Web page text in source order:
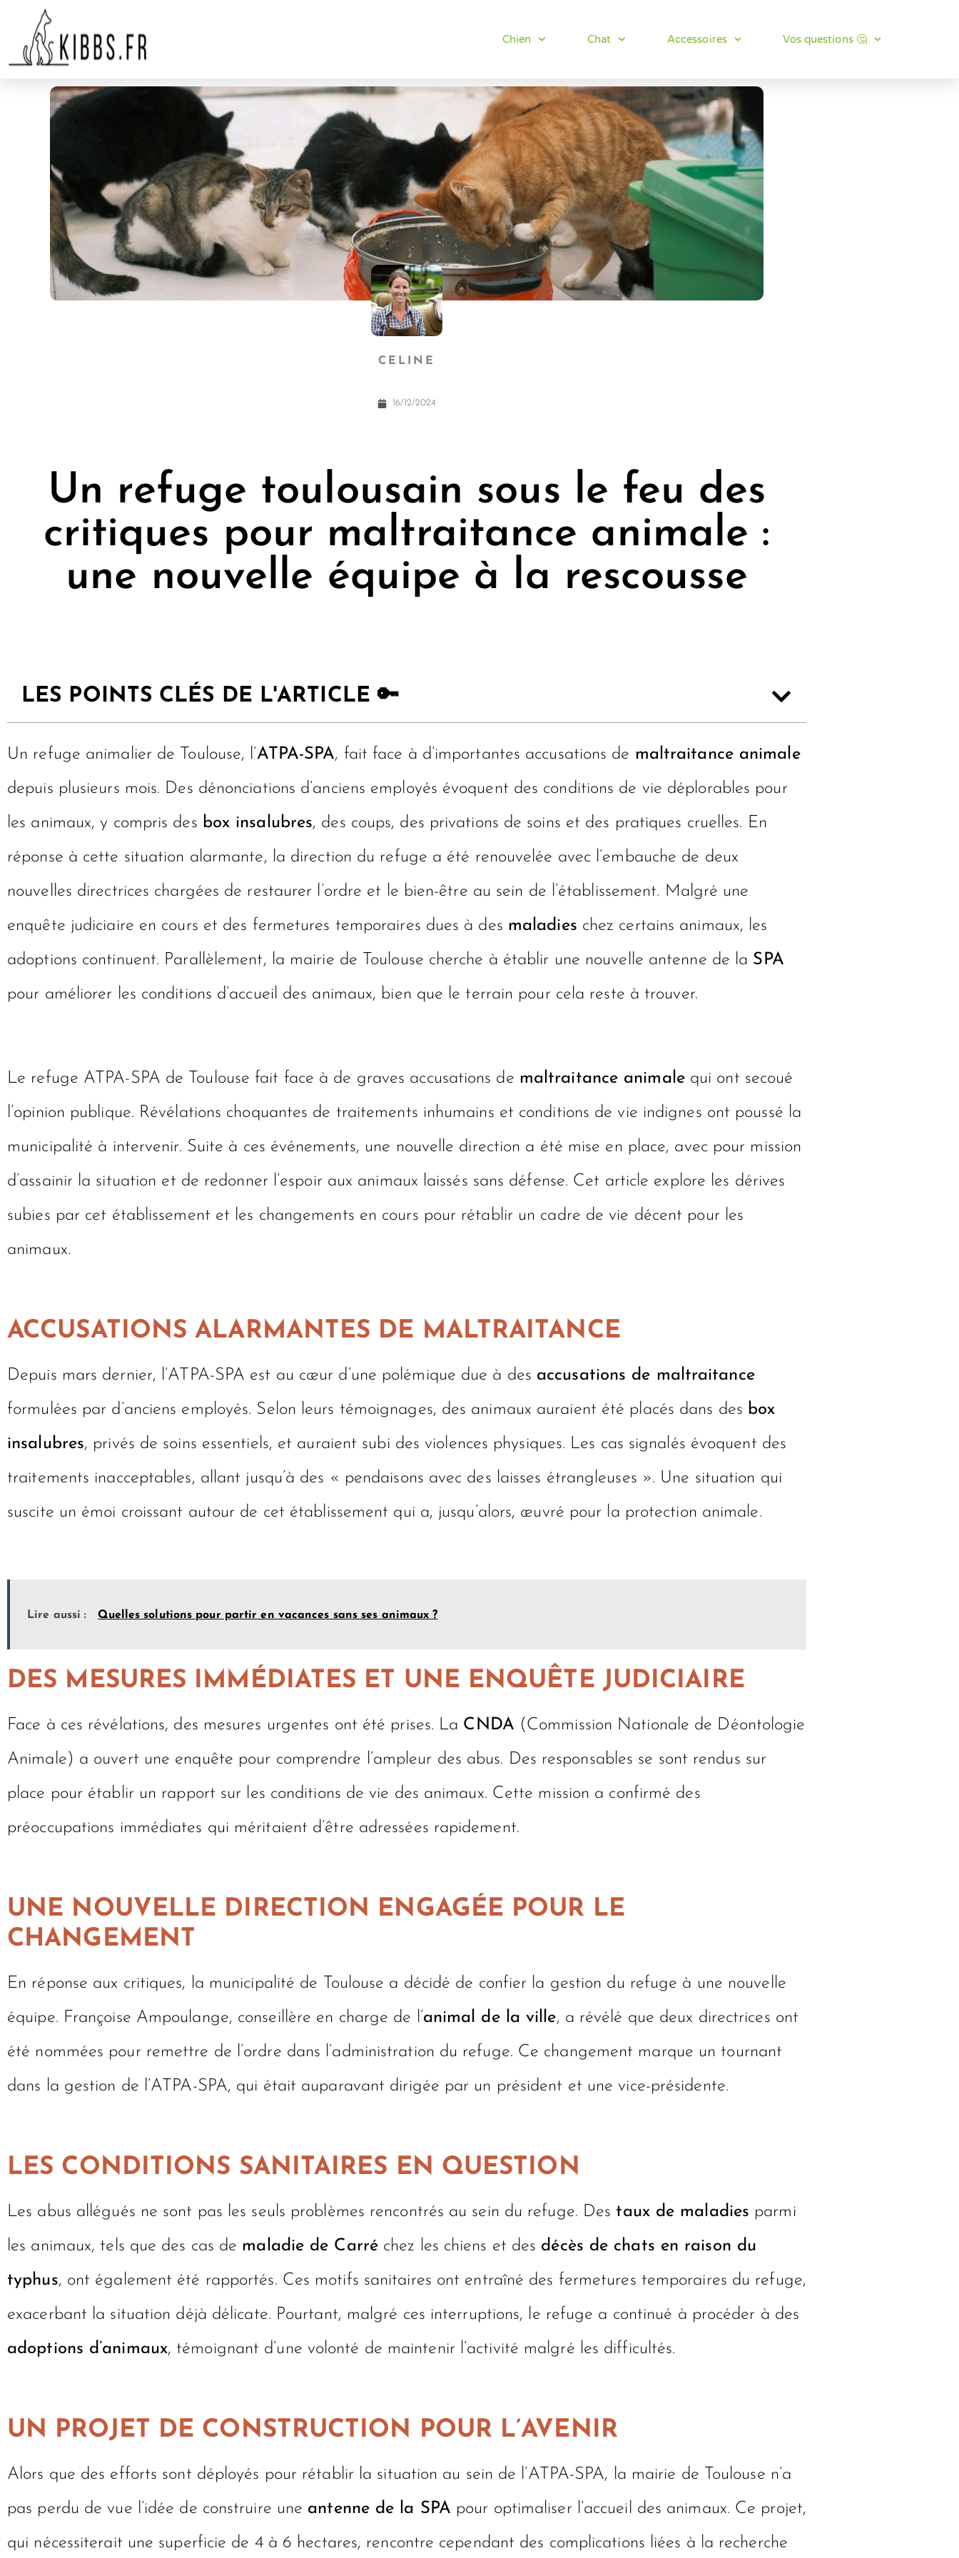
Chien Chat Accessoires Vos questions 🤔
CELINE
16/12/2024
Un refuge toulousain sous le feu des
critiques pour maltraitance animale :
une nouvelle équipe à la rescousse
LES POINTS CLÉS DE L'ARTICLE 🔑
Un refuge animalier de Toulouse, l’ATPA-SPA, fait face à d’importantes accusations de maltraitance animale
depuis plusieurs mois. Des dénonciations d’anciens employés évoquent des conditions de vie déplorables pour
les animaux, y compris des box insalubres, des coups, des privations de soins et des pratiques cruelles. En
réponse à cette situation alarmante, la direction du refuge a été renouvelée avec l’embauche de deux
nouvelles directrices chargées de restaurer l’ordre et le bien-être au sein de l’établissement. Malgré une
enquête judiciaire en cours et des fermetures temporaires dues à des maladies chez certains animaux, les
adoptions continuent. Parallèlement, la mairie de Toulouse cherche à établir une nouvelle antenne de la SPA
pour améliorer les conditions d’accueil des animaux, bien que le terrain pour cela reste à trouver.
Le refuge ATPA-SPA de Toulouse fait face à de graves accusations de maltraitance animalequi ont secoué
l’opinion publique. Révélations choquantes de traitements inhumains et conditions de vie indignes ont poussé la
municipalité à intervenir. Suite à ces événements, une nouvelle direction a été mise en place, avec pour mission
d’assainir la situation et de redonner l’espoir aux animaux laissés sans défense. Cet article explore les dérives
subies par cet établissement et les changements en cours pour rétablir un cadre de vie décent pour les
animaux.
ACCUSATIONS ALARMANTES DE MALTRAITANCE
Depuis mars dernier, l’ATPA-SPA est au cœur d’une polémique due à des accusations de maltraitance
formulées par d’anciens employés. Selon leurs témoignages, des animaux auraient été placés dans des box
insalubres, privés de soins essentiels, et auraient subi des violences physiques. Les cas signalés évoquent des
traitements inacceptables, allant jusqu’à des « pendaisons avec des laisses étrangleuses ». Une situation qui
suscite un émoi croissant autour de cet établissement qui a, jusqu’alors, œuvré pour la protection animale.
Lire aussi : Quelles solutions pour partir en vacances sans ses animaux ?
DES MESURES IMMÉDIATES ET UNE ENQUÊTE JUDICIAIRE
Face à ces révélations, des mesures urgentes ont été prises. La CNDA (Commission Nationale de Déontologie
Animale) a ouvert une enquête pour comprendre l’ampleur des abus. Des responsables se sont rendus sur
place pour établir un rapport sur les conditions de vie des animaux. Cette mission a confirmé des
préoccupations immédiates qui méritaient d’être adressées rapidement.
UNE NOUVELLE DIRECTION ENGAGÉE POUR LE
CHANGEMENT
En réponse aux critiques, la municipalité de Toulouse a décidé de confier la gestion du refuge à une nouvelle
équipe. Françoise Ampoulange, conseillère en charge de l’animal de la ville, a révélé que deux directrices ont
été nommées pour remettre de l’ordre dans l’administration du refuge. Ce changement marque un tournant
dans la gestion de l’ATPA-SPA, qui était auparavant dirigée par un président et une vice-présidente.
LES CONDITIONS SANITAIRES EN QUESTION
Les abus allégués ne sont pas les seuls problèmes rencontrés au sein du refuge. Des taux de maladies parmi
les animaux, tels que des cas de maladie de Carréchez les chiens et des décès de chats en raison du
typhus, ont également été rapportés. Ces motifs sanitaires ont entraîné des fermetures temporaires du refuge,
exacerbant la situation déjà délicate. Pourtant, malgré ces interruptions, le refuge a continué à procéder à des
adoptions d’animaux, témoignant d’une volonté de maintenir l’activité malgré les difficultés.
UN PROJET DE CONSTRUCTION POUR L’AVENIR
Alors que des efforts sont déployés pour rétablir la situation au sein de l’ATPA-SPA, la mairie de Toulouse n’a
pas perdu de vue l’idée de construire une antenne de la SPA pour optimaliser l’accueil des animaux. Ce projet,
qui nécessiterait une superficie de 4 à 6 hectares, rencontre cependant des complications liées à la recherche